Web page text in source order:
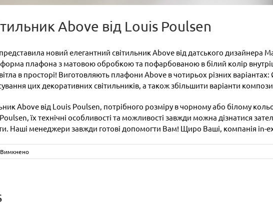
Above від Louis Poulsen
новий елегантний світильник Above від датського
форма плафона з матовою обробкою та пофарбованою в білий колір
в просторі! Виготовляють плафони Above в чотирьох різних
цих декоративних світильників, а також збільшити варіанти
Above від Louis Poulsen, потрібного розміру в чорному або білому
їх технічні особливості та можливості завжди можна дізнатися
Наші менеджери завжди готові допомогти Вам! Щиро Ваші, компанія in-
до
Підвісний